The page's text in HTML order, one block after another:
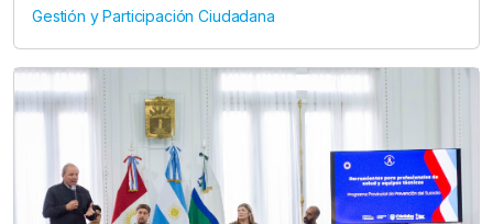
Gestión y Participación Ciudadana